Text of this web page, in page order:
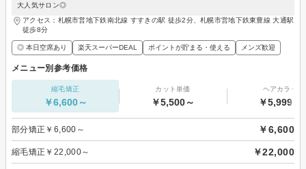
大人気サロン◎
アクセス：札幌市営地下鉄南北線 すすきの駅 徒歩2分、札幌市営地下鉄東豊線 大通駅
徒歩8分
◎ 本日空席あり 楽天スーパーDEAL ポイントが貯まる・使える メンズ歓迎
メニュー別参考価格
縮毛矯正
￥6,600～
カット単価
￥5,500～
ヘアカラー
￥5,999～
部分矯正￥6,600～ ￥6,600
縮毛矯正￥22,000～ ￥22,000